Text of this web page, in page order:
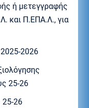
ή μετεγγραφής
και Π.ΕΠΑ.Λ., για
2026
25-26
25-26